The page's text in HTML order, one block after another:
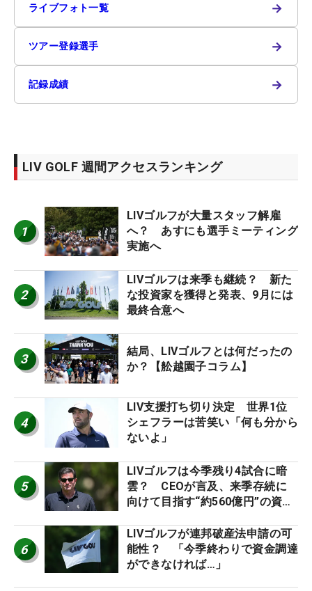
ライブフォト一覧 →
ツアー登録選手 →
記録成績 →
LIV GOLF 週間アクセスランキング
1
LIVゴルフが大量スタッフ解雇
へ？ あすにも選手ミーティング
実施へ
2
LIVゴルフは来季も継続？ 新た
な投資家を獲得と発表、9月には
最終合意へ
3
結局、LIVゴルフとは何だったの
か？【舩越園子コラム】
4
LIV支援打ち切り決定 世界1位
シェフラーは苦笑い「何も分から
ないよ」
5
LIVゴルフは今季残り4試合に暗
雲？ CEOが言及、来季存続に
向けて目指す“約560億円”の資金
6
LIVゴルフが連邦破産法申請の可
能性？ 「今季終わりで資金調達
ができなければ…」